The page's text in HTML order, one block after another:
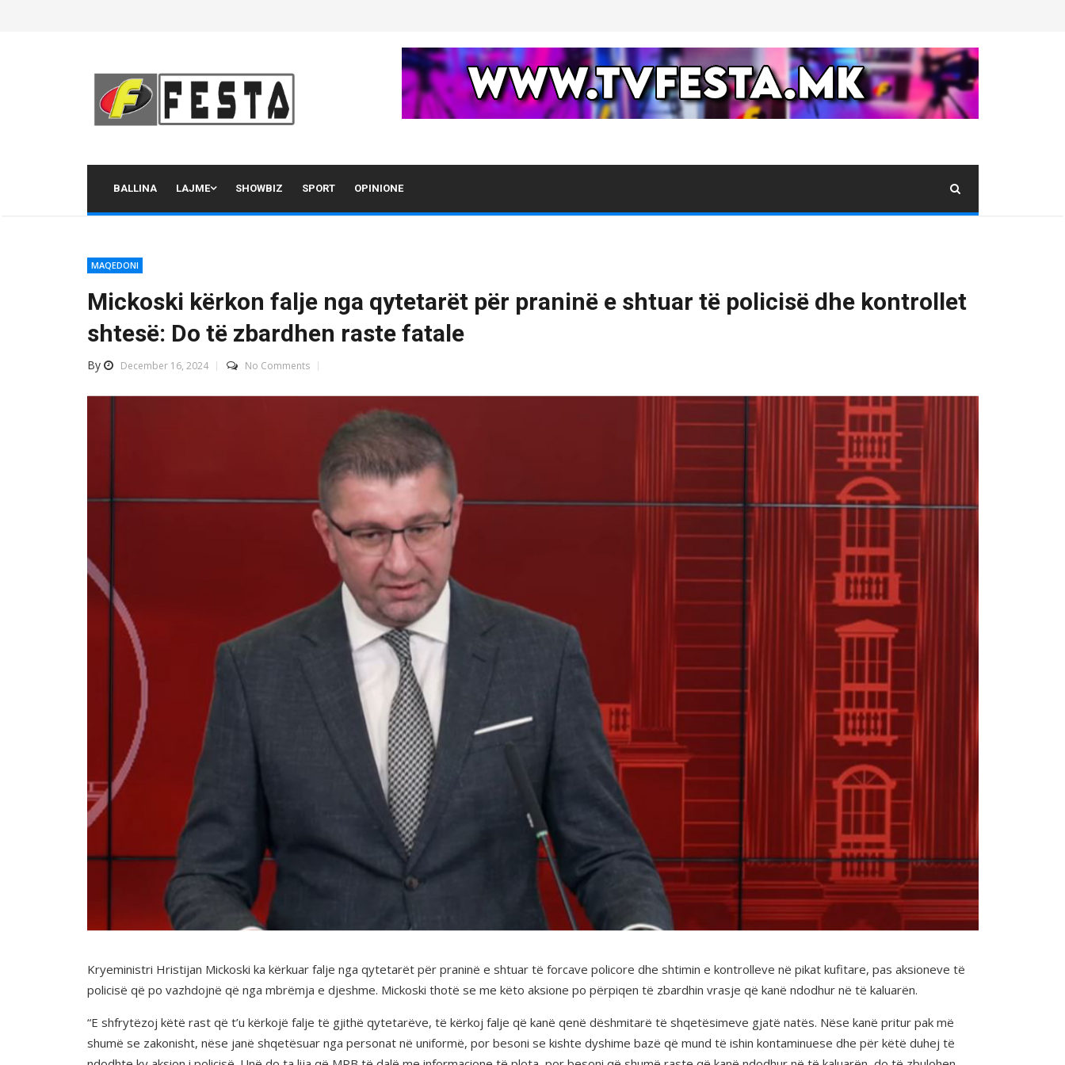
BALLINA LAJME SHOWBIZ SPORT OPINIONE
MAQEDONI
Mickoski kërkon falje nga qytetarët për praninë e shtuar të policisë dhe kontrollet
shtesë: Do të zbardhen raste fatale
By December 16, 2024 No Comments
Kryeministri Hristijan Mickoski ka kërkuar falje nga qytetarët për praninë e shtuar të forcave policore dhe shtimin e kontrolleve në pikat kufitare, pas aksioneve të
policisë që po vazhdojnë që nga mbrëmja e djeshme. Mickoski thotë se me këto aksione po përpiqen të zbardhin vrasje që kanë ndodhur në të kaluarën.
“E shfrytëzoj këtë rast që t’u kërkojë falje të gjithë qytetarëve, të kërkoj falje që kanë qenë dëshmitarë të shqetësimeve gjatë natës. Nëse kanë pritur pak më
shumë se zakonisht, nëse janë shqetësuar nga personat në uniformë, por besoni se kishte dyshime bazë që mund të ishin kontaminuese dhe për këtë duhej të